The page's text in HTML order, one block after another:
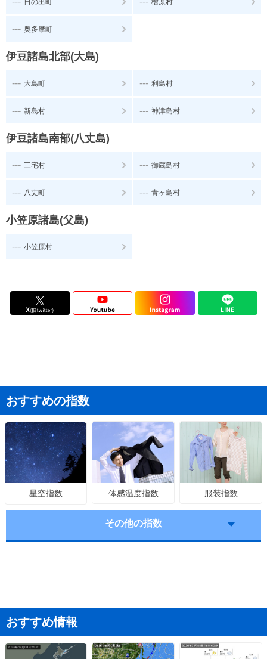
--- 奥多摩町
伊豆諸島北部(大島)
--- 大島町 --- 利島村
--- 新島村 --- 神津島村
伊豆諸島南部(八丈島)
--- 三宅村 --- 御蔵島村
--- 八丈町 --- 青ヶ島村
小笠原諸島(父島)
--- 小笠原村
おすすめの指数
星空指数 体感温度指数 服装指数
その他の指数
おすすめ情報